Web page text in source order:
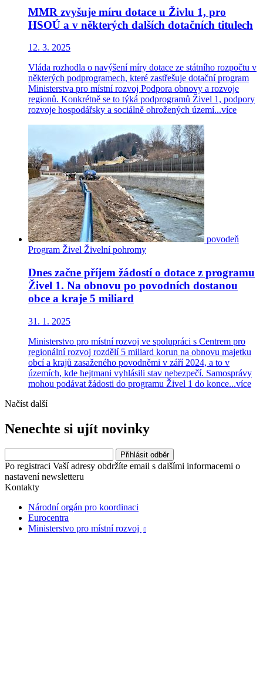
MMR zvyšuje míru dotace u Živlu 1, pro
HSOÚ a v některých dalších dotačních titulech
12. 3. 2025
Vláda rozhodla o navýšení míry dotace ze státního rozpočtu v
některých podprogramech, které zastřešuje dotační program
Ministerstva pro místní rozvoj Podpora obnovy a rozvoje
regionů. Konkrétně se to týká podprogramů Živel 1, podpory
rozvoje hospodářsky a sociálně ohrožených území...více
povodeň
Program Živel Živelní pohromy
Dnes začne příjem žádostí o dotace z programu
Živel 1. Na obnovu po povodních dostanou
obce a kraje 5 miliard
31. 1. 2025
Ministerstvo pro místní rozvoj ve spolupráci s Centrem pro
regionální rozvoj rozdělí 5 miliard korun na obnovu majetku
obcí a krajů zasaženého povodněmi v září 2024, a to v
územích, kde hejtmani vyhlásili stav nebezpečí. Samosprávy
mohou podávat žádosti do programu Živel 1 do konce...více
Načíst další
Nenechte si ujít novinky
Po registraci Vaší adresy obdržíte email s dalšími informacemi o
nastavení newsletteru
Kontakty
Národní orgán pro koordinaci
Eurocentra
Ministerstvo pro místní rozvoj
